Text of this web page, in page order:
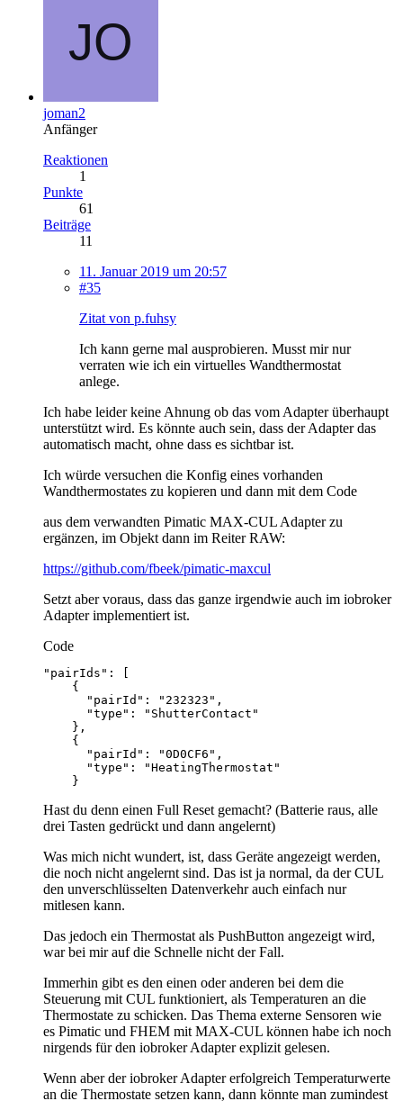
joman2
Anfänger
Reaktionen
1
Punkte
61
Beiträge
11
11. Januar 2019 um 20:57
#35
Zitat von p.fuhsy
Ich kann gerne mal ausprobieren. Musst mir nur
verraten wie ich ein virtuelles Wandthermostat
anlege.
Ich habe leider keine Ahnung ob das vom Adapter überhaupt
unterstützt wird. Es könnte auch sein, dass der Adapter das
automatisch macht, ohne dass es sichtbar ist.
Ich würde versuchen die Konfig eines vorhanden
Wandthermostates zu kopieren und dann mit dem Code
aus dem verwandten Pimatic MAX-CUL Adapter zu
ergänzen, im Objekt dann im Reiter RAW:
https://github.com/fbeek/pimatic-maxcul
Setzt aber voraus, dass das ganze irgendwie auch im iobroker
Adapter implementiert ist.
Code
    }
Hast du denn einen Full Reset gemacht? (Batterie raus, alle
drei Tasten gedrückt und dann angelernt)
Was mich nicht wundert, ist, dass Geräte angezeigt werden,
die noch nicht angelernt sind. Das ist ja normal, da der CUL
den unverschlüsselten Datenverkehr auch einfach nur
mitlesen kann.
Das jedoch ein Thermostat als PushButton angezeigt wird,
war bei mir auf die Schnelle nicht der Fall.
Immerhin gibt es den einen oder anderen bei dem die
Steuerung mit CUL funktioniert, als Temperaturen an die
Thermostate zu schicken. Das Thema externe Sensoren wie
es Pimatic und FHEM mit MAX-CUL können habe ich noch
nirgends für den iobroker Adapter explizit gelesen.
Wenn aber der iobroker Adapter erfolgreich Temperaturwerte
an die Thermostate setzen kann, dann könnte man zumindest